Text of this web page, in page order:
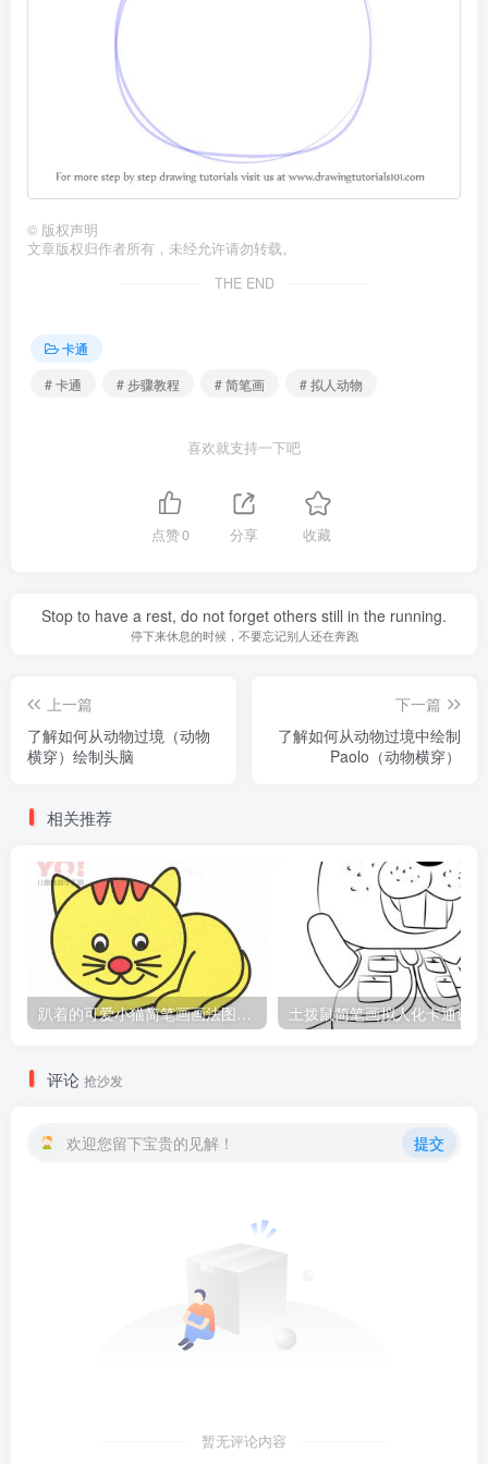
© 版权声明
文章版权归作者所有，未经允许请勿转载。
THE END
卡通
# 卡通
# 步骤教程 # 简笔画 # 拟人动物
喜欢就支持一下吧
点赞0 分享 收藏
Stop to have a rest, do not forget others still in the running.
停下来休息的时候，不要忘记别人还在奔跑
上一篇
了解如何从动物过境（动物
横穿）绘制头脑
下一篇
了解如何从动物过境中绘制
Paolo（动物横穿）
相关推荐
趴着的可爱小猫简笔画画法图片教程
评论 抢沙发
欢迎您留下宝贵的见解！ 提交
暂无评论内容